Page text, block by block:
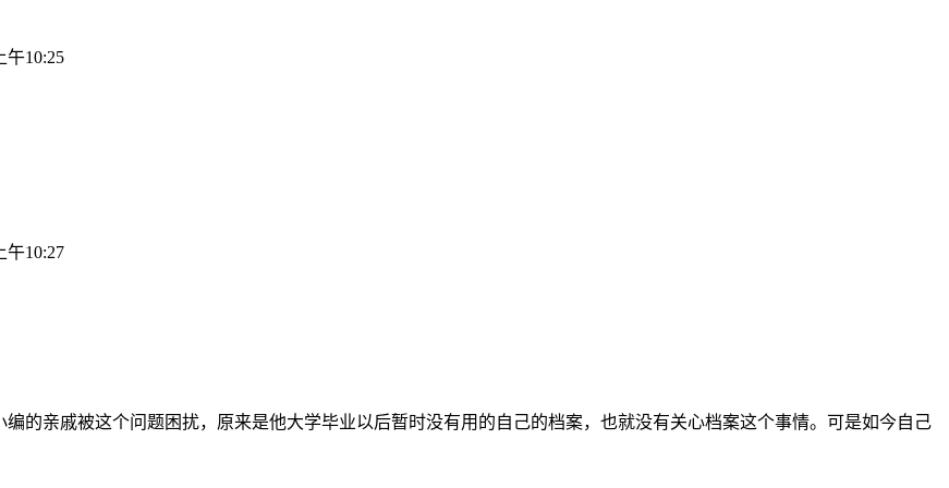
午10:25
午10:27
的亲戚被这个问题困扰，原来是他大学毕业以后暂时没有用的自己的档案，也就没有关心档案这个事情。可是如今自己